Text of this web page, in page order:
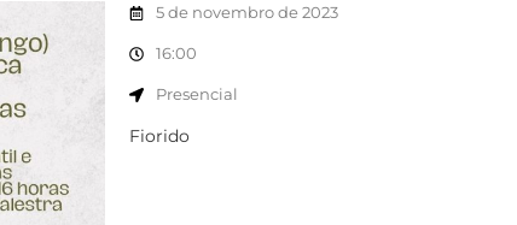
5 de novembro de 2023
16:00
Presencial
Fiorido